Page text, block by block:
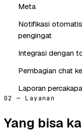
Meta
Notifikasi
pengingat
Integrasi dengan
Pembagian chat
Laporan
02 — Layanan
Yang bisa